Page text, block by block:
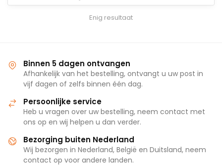
Enig resultaat
Binnen 5 dagen ontvangen
Afhankelijk van het bestelling, ontvangt u uw post in
vijf dagen of zelfs binnen één dag.
Persoonlijke service
Heb u vragen over uw bestelling, neem contact met
ons op en wij helpen u dan verder.
Bezorging buiten Nederland
Wij bezorgen in Nederland, België en Duitsland, neem
contact op voor andere landen.